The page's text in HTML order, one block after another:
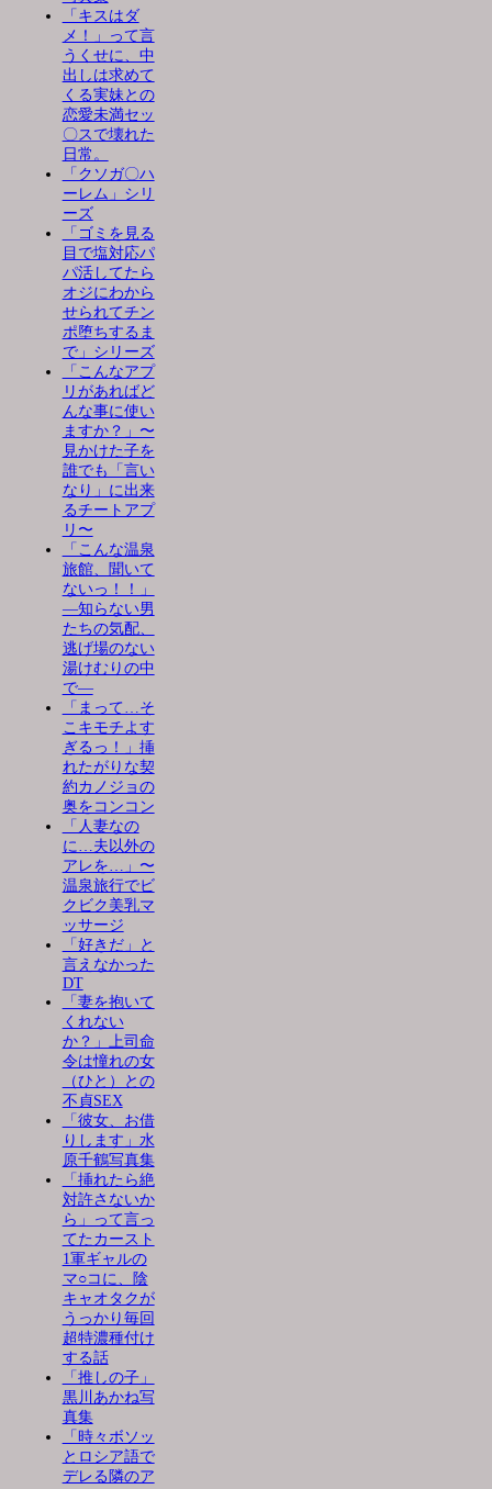
「キスはダ
メ！」って言
うくせに、中
出しは求めて
くる実妹との
恋愛未満セッ
〇スで壊れた
日常。
「クソガ〇ハ
ーレム」シリ
ーズ
「ゴミを見る
目で塩対応パ
パ活してたら
オジにわから
せられてチン
ポ堕ちするま
で」シリーズ
「こんなアプ
リがあればど
んな事に使い
ますか？」〜
見かけた子を
誰でも「言い
なり」に出来
るチートアプ
リ〜
「こんな温泉
旅館、聞いて
ないっ！！」
―知らない男
たちの気配、
逃げ場のない
湯けむりの中
で―
「まって…そ
こキモチよす
ぎるっ！」挿
れたがりな契
約カノジョの
奥をコンコン
「人妻なの
に…夫以外の
アレを…」〜
温泉旅行でビ
クビク美乳マ
ッサージ
「好きだ」と
言えなかった
DT
「妻を抱いて
くれない
か？」上司命
令は憧れの女
（ひと）との
不貞SEX
「彼女、お借
りします」水
原千鶴写真集
「挿れたら絶
対許さないか
ら」って言っ
てたカースト
1軍ギャルの
マ○コに、陰
キャオタクが
うっかり毎回
超特濃種付け
する話
「推しの子」
黒川あかね写
真集
「時々ボソッ
とロシア語で
デレる隣のア